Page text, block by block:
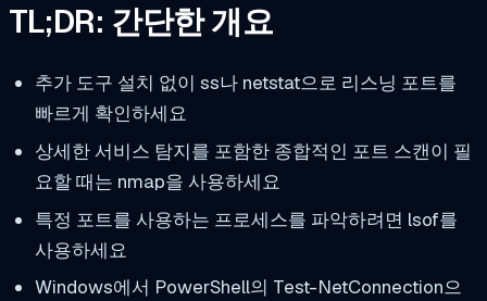
TL;DR: 간단한 개요
추가 도구 설치 없이 ss나 netstat으로 리스닝 포트를
빠르게 확인하세요
상세한 서비스 탐지를 포함한 종합적인 포트 스캔이 필
요할 때는 nmap을 사용하세요
특정 포트를 사용하는 프로세스를 파악하려면 lsof를
사용하세요
Windows에서 PowerShell의 Test-NetConnection으